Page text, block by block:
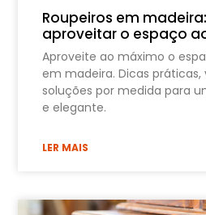
Roupeiros em
aproveitar o espaço
Aproveite ao máximo o
em madeira. Dicas práticas,
soluções por medida para
e elegante.
LER MAIS